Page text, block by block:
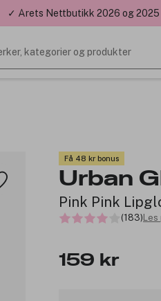
✓ Årets Nettbutikk 2026 og 2025
kategorier og produkter
Få 48 kr bonus
Urban
Pink Pink
(183)
159 kr